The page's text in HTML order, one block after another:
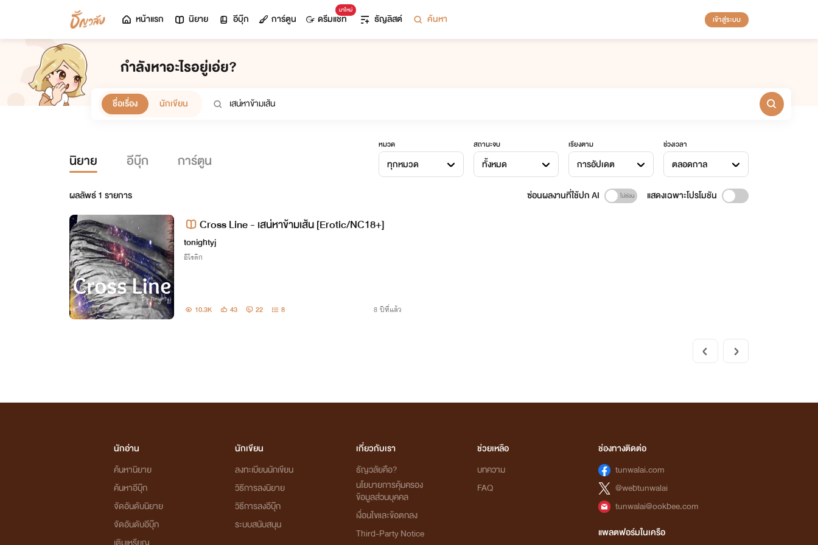
หน้าแรก นิยาย อีบุ๊ก การ์ตูน
มาใหม่
ดรีมแชท ธัญลิสต์ ค้นหา เข้าสู่ระบบ
กำลังหาอะไรอยู่เอ่ย?
ชื่อเรื่อง นักเขียน
นิยาย อีบุ๊ก การ์ตูน
หมวด
ทุกหมวด
สถานะจบ
ทั้งหมด
เรียงตาม
การอัปเดต
ช่วงเวลา
ตลอดกาล
ผลลัพธ์1 รายการ ซ่อนผลงานที่ใช้ปก AI แสดงเฉพาะโปรโมชัน
Cross Line - เสน่หาข้ามเส้น [Erotic/NC18+]
tonightyj
อีโรติก
10.3K 43 22 8 8 ปีที่แล้ว
นักอ่าน
ค้นหานิยาย
ค้นหาอีบุ๊ก
จัดอันดับนิยาย
จัดอันดับอีบุ๊ก
นักเขียน
ลงทะเบียนนักเขียน
วิธีการลงนิยาย
วิธีการลงอีบุ๊ก
ระบบสนับสนุน
เกี่ยวกับเรา
ธัญวลัยคือ?
นโยบายการคุ้มครอง
ข้อมูลส่วนบุคคล
เงื่อนไขและข้อตกลง
Third-Party Notice
ช่วยเหลือ
บทความ
FAQ
ช่องทางติดต่อ
tunwalai.com
@webtunwalai
tunwalai@ookbee.com
แพลตฟอร์มในเครือ